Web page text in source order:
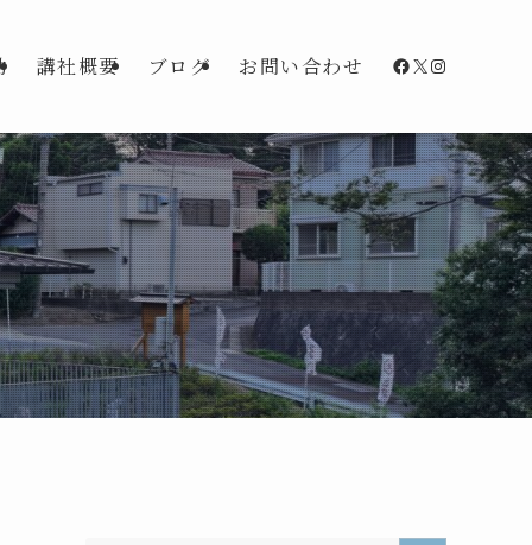
講社概要 ブログ お問い合わせ Facebook
X